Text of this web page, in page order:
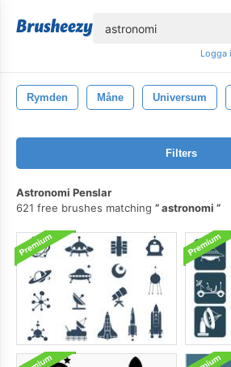
Logga
Rymden Måne Universum
Filters
Astronomi Penslar
621 free brushes matching
astronomi